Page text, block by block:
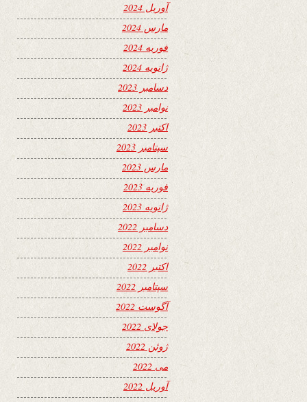
آوریل 2024
مارس 2024
فوریه 2024
ژانویه 2024
دسامبر 2023
نوامبر 2023
اکتبر 2023
سپتامبر 2023
مارس 2023
فوریه 2023
ژانویه 2023
دسامبر 2022
نوامبر 2022
اکتبر 2022
سپتامبر 2022
آگوست 2022
جولای 2022
ژوئن 2022
می 2022
آوریل 2022